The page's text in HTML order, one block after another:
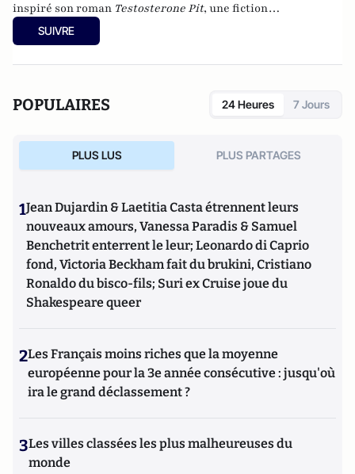
inspiré son roman Testosterone Pit, une fiction
humoristique sur le monde des commerciaux et de leurs
managers. Après 20 ans d'expérience dans la finance à des
SUIVRE
POPULAIRES 24 Heures 7 Jours
PLUS LUS PLUS PARTAGES
1Jean Dujardin & Laetitia Casta étrennent leurs
nouveaux amours, Vanessa Paradis & Samuel
Benchetrit enterrent le leur; Leonardo di Caprio
fond, Victoria Beckham fait du brukini, Cristiano
Ronaldo du bisco-fils; Suri ex Cruise joue du
Shakespeare queer
2Les Français moins riches que la moyenne
européenne pour la 3e année consécutive : jusqu'où
ira le grand déclassement ?
3Les villes classées les plus malheureuses du
monde